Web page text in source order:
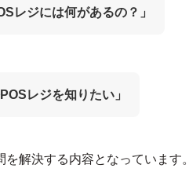
レジには何があるの？」
レジを知りたい」
解決する内容となっています。